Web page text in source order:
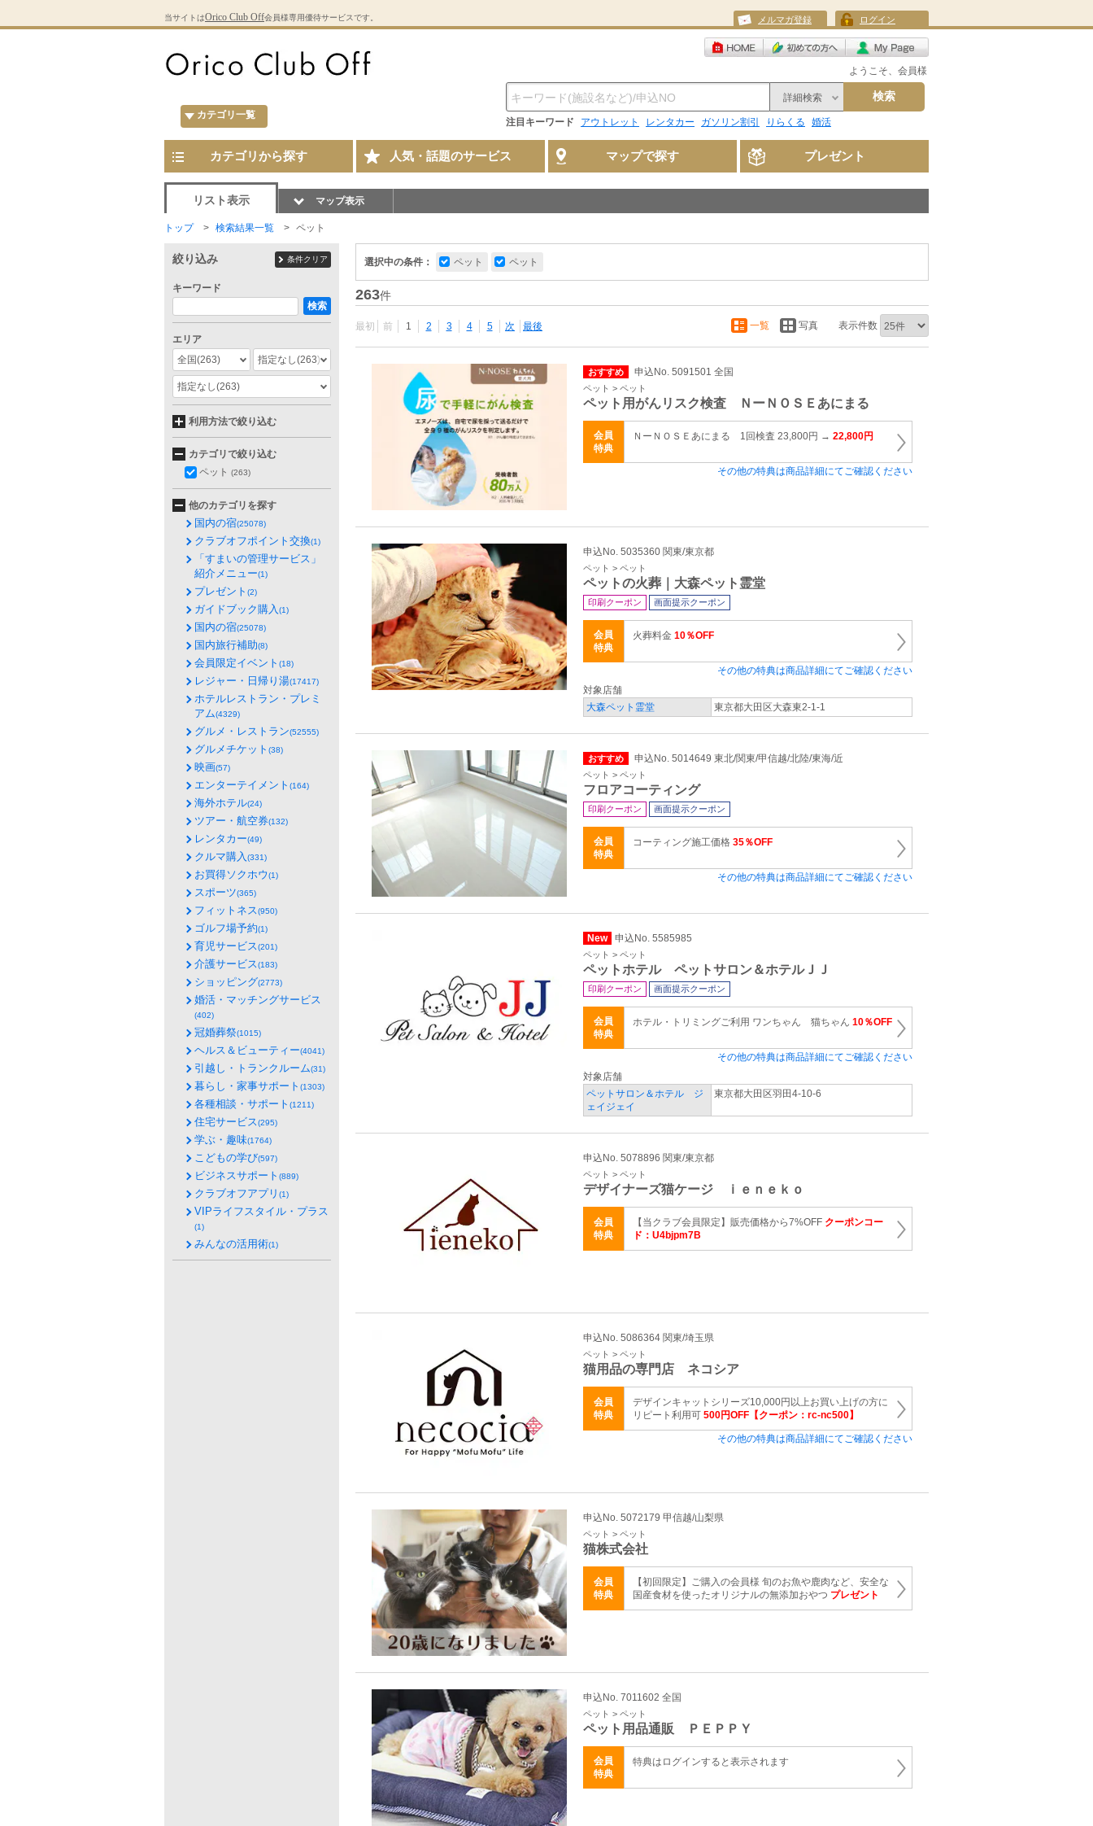
当サイトはOrico Club Off会員様専用優待サービスです。 メルマガ登録 ログイン
ようこそ、会員様
カテゴリ一覧
詳細検索 検索
注目キーワード アウトレット レンタカー ガソリン割引 りらくる 婚活
カテゴリから探す 人気・話題のサービス マップで探す プレゼント
リスト表示 マップ表示
トップ 検索結果一覧 ペット
選択中の条件： ペット ペット
263件
最初 前 1 2 3 4 5 次 最後 一覧 写真 表示件数
おすすめ 申込No. 5091501 全国
ペット > ペット
ペット用がんリスク検査 ＮーＮＯＳＥあにまる
会員
特典
ＮーＮＯＳＥあにまる 1回検査 23,800円 → 22,800円
その他の特典は商品詳細にてご確認ください
申込No. 5035360 関東/東京都
ペット > ペット
ペットの火葬｜大森ペット霊堂
印刷クーポン 画面提示クーポン
会員
特典
火葬料金 10％OFF
その他の特典は商品詳細にてご確認ください
対象店舗
大森ペット霊堂
東京都大田区大森東2-1-1
おすすめ 申込No. 5014649 東北/関東/甲信越/北陸/東海/近
ペット > ペット
フロアコーティング
印刷クーポン 画面提示クーポン
会員
特典
コーティング施工価格 35％OFF
その他の特典は商品詳細にてご確認ください
New 申込No. 5585985
ペット > ペット
ペットホテル ペットサロン＆ホテルＪＪ
印刷クーポン 画面提示クーポン
会員
特典
ホテル・トリミングご利用 ワンちゃん 猫ちゃん 10％OFF
その他の特典は商品詳細にてご確認ください
対象店舗
ペットサロン＆ホテル ジ
ェイジェイ
東京都大田区羽田4-10-6
申込No. 5078896 関東/東京都
ペット > ペット
デザイナーズ猫ケージ ｉｅｎｅｋｏ
会員
特典
【当クラブ会員限定】販売価格から7%OFF クーポンコー
ド：U4bjpm7B
申込No. 5086364 関東/埼玉県
ペット > ペット
猫用品の専門店 ネコシア
会員
特典
デザインキャットシリーズ10,000円以上お買い上げの方に
リピート利用可 500円OFF【クーポン：rc-nc500】
その他の特典は商品詳細にてご確認ください
申込No. 5072179 甲信越/山梨県
ペット > ペット
猫株式会社
会員
特典
【初回限定】ご購入の会員様 旬のお魚や鹿肉など、安全な
国産食材を使ったオリジナルの無添加おやつ プレゼント
申込No. 7011602 全国
ペット > ペット
ペット用品通販 ＰＥＰＰＹ
会員
特典
特典はログインすると表示されます
絞り込み 条件クリア
キーワード
検索
エリア
全国(263) 指定なし(263)
指定なし(263)
利用方法で絞り込む
カテゴリで絞り込む
ペット (263)
他のカテゴリを探す
国内の宿(25078)
クラブオフポイント交換(1)
「すまいの管理サービス」
紹介メニュー(1)
プレゼント (2)
ガイドブック購入(1)
国内の宿(25078)
国内旅行補助(8)
会員限定イベント (18)
レジャー・日帰り湯(17417)
ホテルレストラン・プレミ
アム(4329)
グルメ・レストラン(52555)
グルメチケット (38)
映画(57)
エンターテイメント (164)
海外ホテル(24)
ツアー・航空券(132)
レンタカー(49)
クルマ購入(331)
お買得ソクホウ(1)
スポーツ(365)
フィットネス(950)
ゴルフ場予約(1)
育児サービス(201)
介護サービス(183)
ショッピング(2773)
婚活・マッチングサービス
(402)
冠婚葬祭(1015)
ヘルス＆ビューティー(4041)
引越し・トランクルーム(31)
暮らし・家事サポート (1303)
各種相談・サポート (1211)
住宅サービス(295)
学ぶ・趣味(1764)
こどもの学び(597)
ビジネスサポート (889)
クラブオフアプリ (1)
VIPライフスタイル・プラス
(1)
みんなの活用術(1)